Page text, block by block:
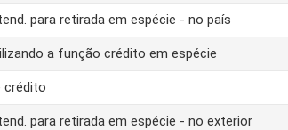
para retirada em espécie - no país
a função crédito em espécie
crédito
para retirada em espécie - no exterior